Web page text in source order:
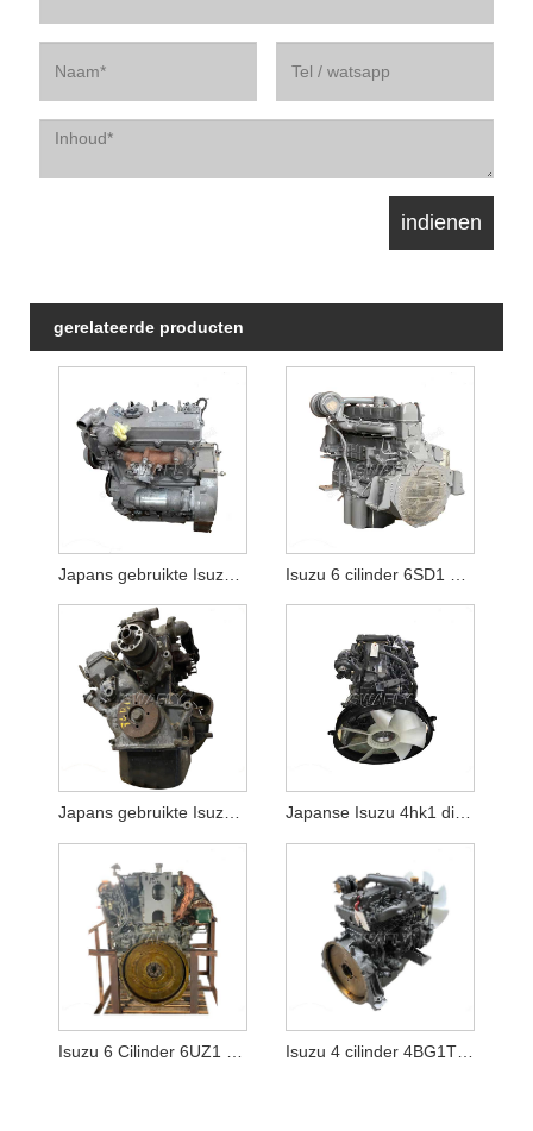
gerelateerde producten
Japans gebruikte Isuzu 3LB1 dieselmotorassemblage te koop China Japanse Isuzu 4hk1 dieselmotorassemblage te koop China